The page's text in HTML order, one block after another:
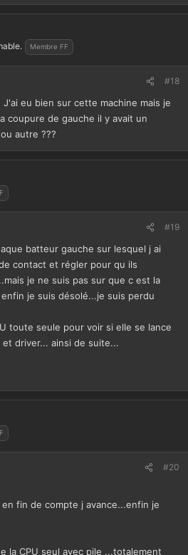
Membre FF
#18
eu bien sur cette machine mais je
coupure de gauche il y avait un
autre ???
#19
batteur gauche sur lesquel j ai
contact et régler pour qu ils
je ne suis pas sur que c est la
je suis désolé...je suis perdu
toute seule pour voir si elle se lance
driver... ainsi de suite...
#20
fin de compte j avance...enfin je
la CPU seul avec pile ...totalement